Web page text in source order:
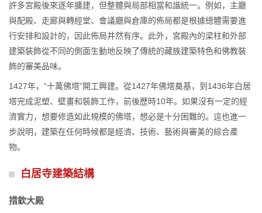
許多宮殿後來逐年擴建，但整體與局部相當和諧統一。例如，主廳
與配殿、走廊與轉經堂、會議廳與倉庫的佈局都是根據總體需要進
行安排和設計的，因此佈局井然有序。此外，宮殿內的梁柱和外部
建築裝飾從不同的側面生動地反映了傳統的藏族建築特色和佛教裝
飾的審美品味。
1427年，“十萬佛塔”開工興建。從1427年佛塔奠基，到1436年白居
塔完成泥塑、壁畫和裝飾工作，前後歷時10年。如果沒有一定的經
濟實力，想要修造如此規模的佛塔，想必是十分困難的。這也進一
步說明，建築在任何時候都是經濟、技術、藝術與審美的綜合產
物。
白居寺建築結構
措欽大殿